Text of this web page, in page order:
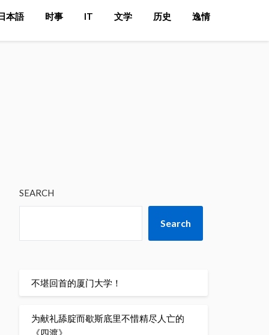
本語 时事 IT 文学 历史 逸情
SEARCH
Search
不堪回首的厦门大学！
为献礼舔腚而歇斯底里不惜精尽人亡的
《四渡》